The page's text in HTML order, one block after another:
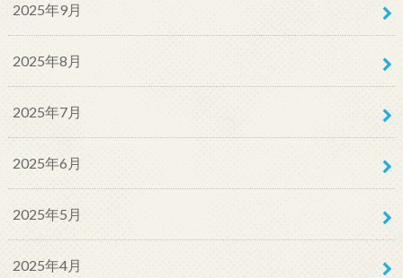
2025年9月
2025年8月
2025年7月
2025年6月
2025年5月
2025年4月